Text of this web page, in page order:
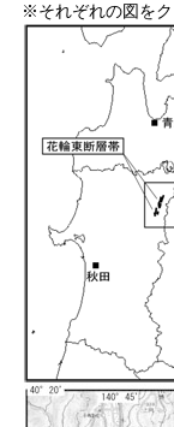
※それぞれの図をク